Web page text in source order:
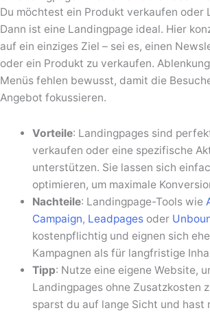
Du möchtest ein Produkt verkaufen oder
Dann ist eine Landingpage ideal. Hier
auf ein einziges Ziel – sei es, einen
oder ein Produkt zu verkaufen.
Menüs fehlen bewusst, damit die
Angebot fokussieren.
Vorteile: Landingpages sind
verkaufen oder eine spezifische
unterstützen. Sie lassen sich
optimieren, um maximale
Nachteile: Landingpage-Tools wie
Campaign, Leadpagesoder
kostenpflichtig und eignen sich
Kampagnen als für langfristige
Tipp: Nutze eine eigene Website,
Landingpages ohne Zusatzkosten
sparst du auf lange Sicht und hast